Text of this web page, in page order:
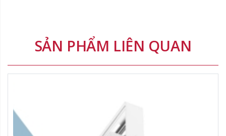
SẢN PHẨM LIÊN QUAN